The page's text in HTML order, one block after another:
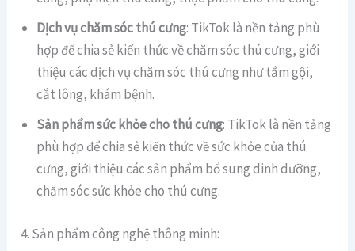
Dịch vụ chăm sóc thú cưng: TikTok là nền tảng phù
hợp để chia sẻ kiến thức về chăm sóc thú cưng, giới
thiệu các dịch vụ chăm sóc thú cưng như tắm gội,
cắt lông, khám bệnh.
Sản phẩm sức khỏe cho thú cưng: TikTok là nền tảng
phù hợp để chia sẻ kiến thức về sức khỏe của thú
cưng, giới thiệu các sản phẩm bổ sung dinh dưỡng,
chăm sóc sức khỏe cho thú cưng.
4. Sản phẩm công nghệ thông minh: